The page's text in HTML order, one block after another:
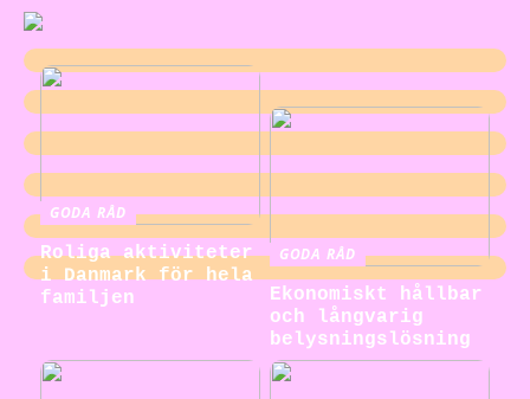
GODA RÅD
Roliga aktiviteter
i Danmark för hela
familjen
GODA RÅD
Ekonomiskt hållbar
och långvarig
belysningslösning